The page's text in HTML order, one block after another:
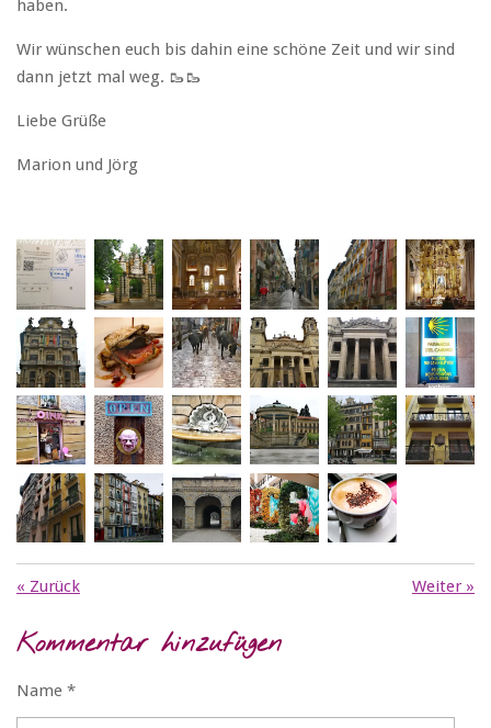
haben.
Wir wünschen euch bis dahin eine schöne Zeit und wir sind
dann jetzt mal weg. 🥾🥾
Liebe Grüße
Marion und Jörg
« Zurück Weiter »
Kommentar hinzufügen
Name *